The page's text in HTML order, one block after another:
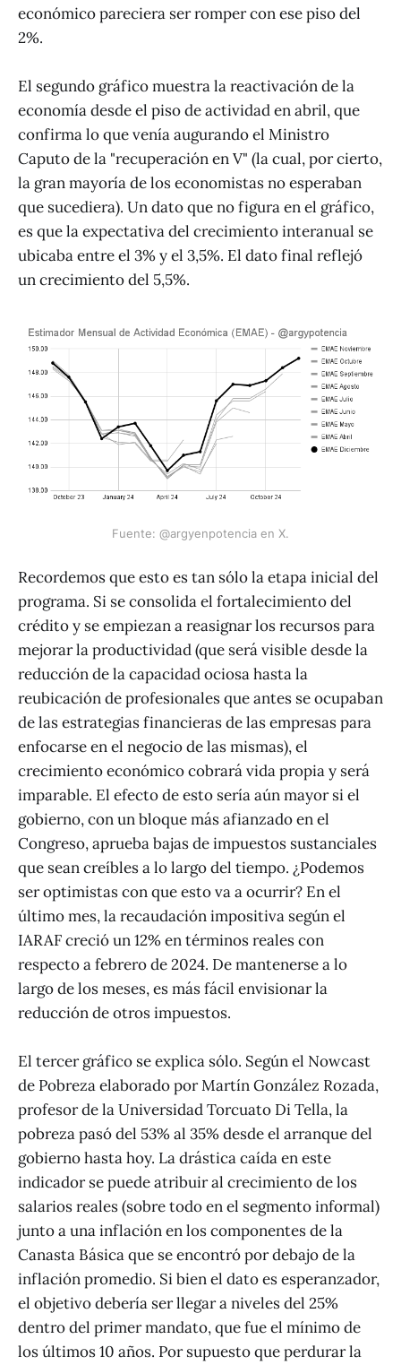
económico pareciera ser romper con ese piso del
2%.
El segundo gráfico muestra la reactivación de la
economía desde el piso de actividad en abril, que
confirma lo que venía augurando el Ministro
Caputo de la "recuperación en V" (la cual, por cierto,
la gran mayoría de los economistas no esperaban
que sucediera). Un dato que no figura en el gráfico,
es que la expectativa del crecimiento interanual se
ubicaba entre el 3% y el 3,5%. El dato final reflejó
un crecimiento del 5,5%.
Fuente: @argyenpotencia en X.
Recordemos que esto es tan sólo la etapa inicial del
programa. Si se consolida el fortalecimiento del
crédito y se empiezan a reasignar los recursos para
mejorar la productividad (que será visible desde la
reducción de la capacidad ociosa hasta la
reubicación de profesionales que antes se ocupaban
de las estrategias financieras de las empresas para
enfocarse en el negocio de las mismas), el
crecimiento económico cobrará vida propia y será
imparable. El efecto de esto sería aún mayor si el
gobierno, con un bloque más afianzado en el
Congreso, aprueba bajas de impuestos sustanciales
que sean creíbles a lo largo del tiempo. ¿Podemos
ser optimistas con que esto va a ocurrir? En el
último mes, la recaudación impositiva según el
IARAF creció un 12% en términos reales con
respecto a febrero de 2024. De mantenerse a lo
largo de los meses, es más fácil envisionar la
reducción de otros impuestos.
El tercer gráfico se explica sólo. Según el Nowcast
de Pobreza elaborado por Martín González Rozada,
profesor de la Universidad Torcuato Di Tella, la
pobreza pasó del 53% al 35% desde el arranque del
gobierno hasta hoy. La drástica caída en este
indicador se puede atribuir al crecimiento de los
salarios reales (sobre todo en el segmento informal)
junto a una inflación en los componentes de la
Canasta Básica que se encontró por debajo de la
inflación promedio. Si bien el dato es esperanzador,
el objetivo debería ser llegar a niveles del 25%
dentro del primer mandato, que fue el mínimo de
los últimos 10 años. Por supuesto que perdurar la